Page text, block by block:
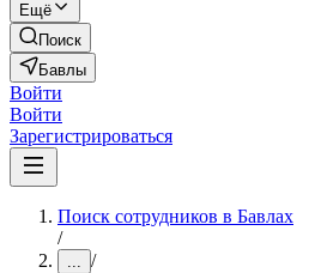
Ещё
Поиск
Бавлы
Войти
Войти
Зарегистрироваться
Поиск сотрудников в Бавлах
/
... /